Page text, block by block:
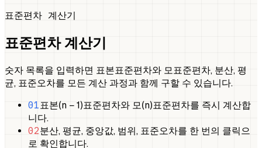
표준편차 계산기
표준편차 계산기
숫자 목록을 입력하면 표본표준편차와 모표준편차, 분산, 평
균, 표준오차를 모든 계산 과정과 함께 구할 수 있습니다.
01표본(n − 1)표준편차와 모(n)표준편차를 즉시 계산합
니다.
02분산, 평균, 중앙값, 범위, 표준오차를 한 번의 클릭으
로 확인합니다.